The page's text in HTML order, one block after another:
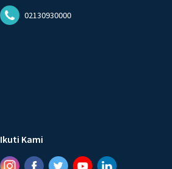
02130930000
Ikuti Kami